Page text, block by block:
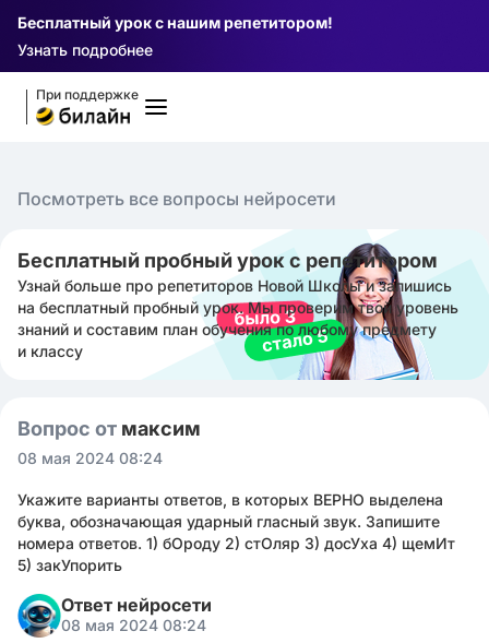
Бесплатный урок с нашим репетитором!
Узнать подробнее
При поддержке
Посмотреть все вопросы нейросети
Бесплатный пробный урок с репетитором
Узнай больше про репетиторов Новой Школы и запишись
на бесплатный пробный урок. Мы проверим твой уровень
знаний и составим план обучения по любому предмету
и классу
Вопрос от максим ㅤ
08 мая 2024 08:24
Укажите варианты ответов, в которых ВЕРНО выделена
буква, обозначающая ударный гласный звук. Запишите
номера ответов. 1) бОроду 2) стОляр 3) досУха 4) щемИт
5) закУпорить
Ответ нейросети
08 мая 2024 08:24